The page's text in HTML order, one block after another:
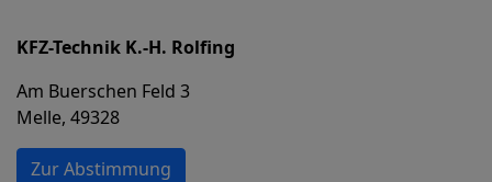
KFZ-Technik K.-H. Rolfing
Am Buerschen Feld 3
Melle, 49328
Zur Abstimmung